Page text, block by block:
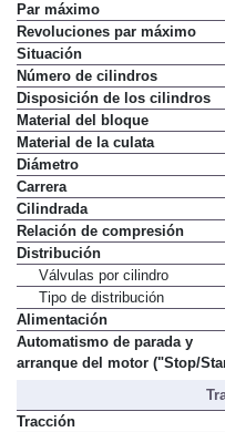
Par máximo
Revoluciones par máximo
Situación
Número de cilindros
Disposición de los cilindros
Material del bloque
Material de la culata
Diámetro
Carrera
Cilindrada
Relación de compresión
Distribución
Válvulas por cilindro
Tipo de distribución
Alimentación
Automatismo de parada y
arranque del motor ("Stop/
Tracción